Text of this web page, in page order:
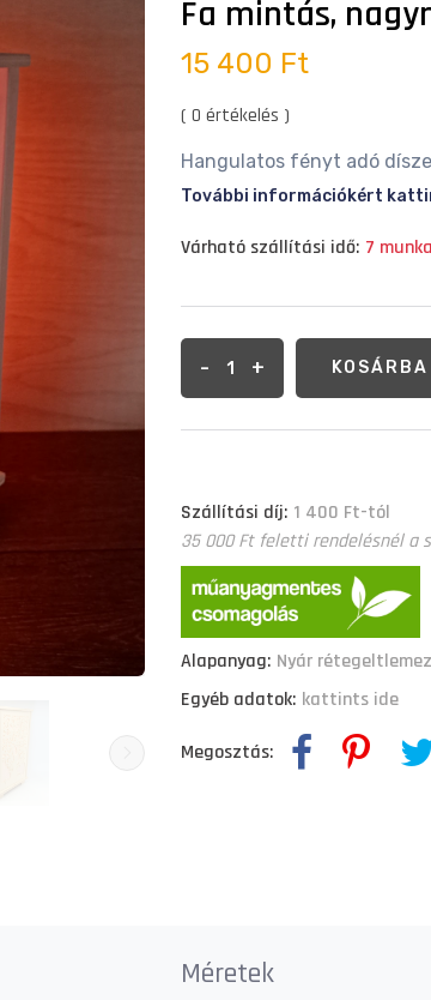
Fa mintás,
15 400 Ft
( 0 értékelés )
Hangulatos fényt adó
További információkért
Várható szállítási idő: 7
- + KOSÁRBA
Szállítási díj: 1 400 Ft-tól
35 000 Ft feletti rendelésnél a
Alapanyag: Nyár rétegeltlemez
Egyéb adatok: kattints ide
Megosztás:
Méretek